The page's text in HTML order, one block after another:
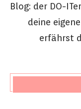
Blog: der DO-
deine
erfährst